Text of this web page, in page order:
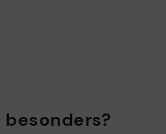
besonders?